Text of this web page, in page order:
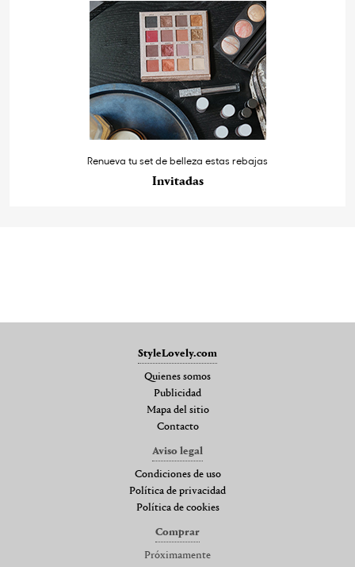
Renueva tu set de belleza estas rebajas
Invitadas
StyleLovely.com
Quienes somos
Publicidad
Mapa del sitio
Contacto
Aviso legal
Condiciones de uso
Política de privacidad
Política de cookies
Comprar
Próximamente